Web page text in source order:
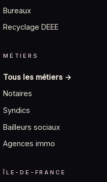
Bureaux
Recyclage DEEE
MÉTIERS
Tous les métiers →
Notaires
Syndics
Bailleurs sociaux
Agences immo
ÎLE-DE-FRANCE